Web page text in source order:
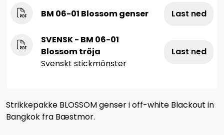
BM 06-01 Blossom genser Last ned
SVENSK - BM 06-01
Blossom tröja
Svenskt stickmönster
Last ned
Strikkepakke BLOSSOM genser i off-white Blackout in
Bangkok fra Bæstmor.